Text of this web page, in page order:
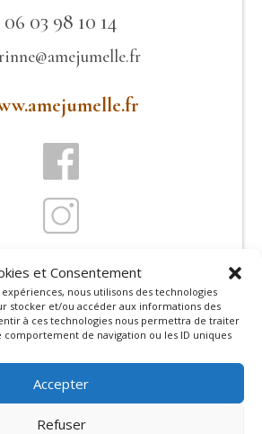
et Consentement
nous utilisons des technologies
stocker et/ou accéder aux informations des
à ces technologies nous permettra de traiter
comportement de navigation ou les ID uniques
Accepter
Refuser
06 03 98 10 14